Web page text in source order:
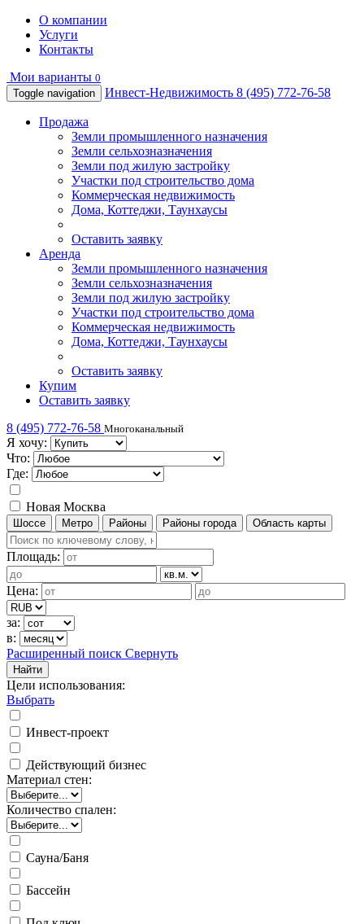
О компании
Услуги
Контакты
Мои варианты 0
Toggle navigation
Инвест-Недвижимость 8 (495) 772-76-58
Продажа
Земли промышленного назначения
Земли сельхозназначения
Земли под жилую застройку
Участки под строительство дома
Коммерческая недвижимость
Дома, Коттеджи, Таунхаусы
Оставить заявку
Аренда
Земли промышленного назначения
Земли сельхозназначения
Земли под жилую застройку
Участки под строительство дома
Коммерческая недвижимость
Дома, Коттеджи, Таунхаусы
Оставить заявку
Купим
Оставить заявку
8 (495) 772-76-58 Многоканальный
Я хочу:
Что:
Где:
Новая Москва
Шоссе Метро Районы Районы города Область карты
Площадь:
Цена:
за:
в:
Расширенный поиск Свернуть
Найти
Цели использования:
Выбрать
Инвест-проект
Действующий бизнес
Материал стен:
Количество спален:
Сауна/Баня
Бассейн